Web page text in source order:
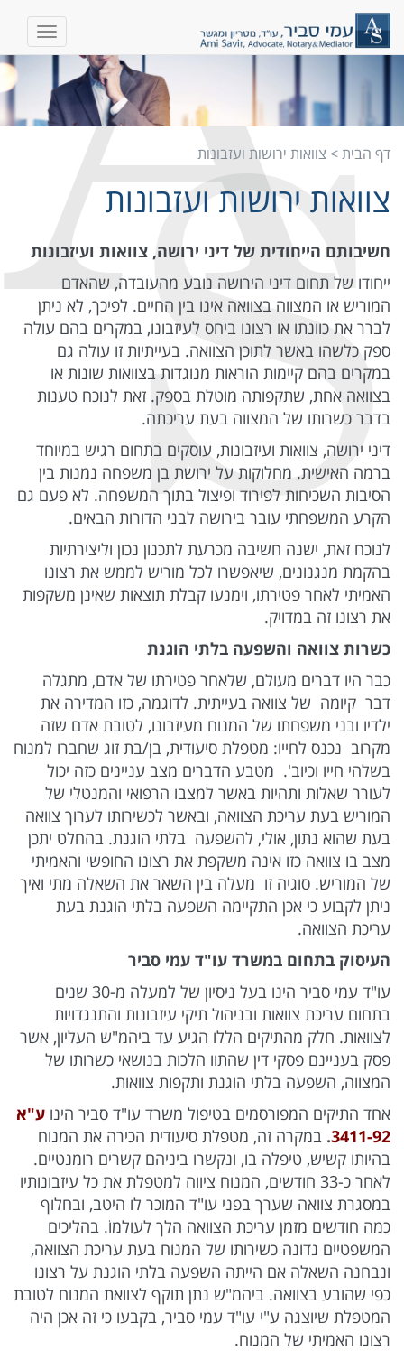
דף הבית> צוואות ירושות ועזבונות
צוואות ירושות ועזבונות
חשיבותם הייחודית של דיני ירושה, צוואות ועיזבונות
ייחודו של תחום דיני הירושה נובע מהעובדה, שהאדם
המוריש או המצווה בצוואה אינו בין החיים. לפיכך, לא ניתן
לברר את כוונתו או רצונו ביחס לעיזבונו, במקרים בהם עולה
ספק כלשהו באשר לתוכן הצוואה. בעייתיות זו עולה גם
במקרים בהם קיימות הוראות מנוגדות בצוואות שונות או
בצוואה אחת, שתקפותה מוטלת בספק. זאת לנוכח טענות
בדבר כשרותו של המצווה בעת עריכתה.
דיני ירושה, צוואות ועיזבונות, עוסקים בתחום רגיש במיוחד
ברמה האישית. מחלוקות על ירושת בן משפחה נמנות בין
הסיבות השכיחות לפירוד ופיצול בתוך המשפחה. לא פעם גם
הקרע המשפחתי עובר בירושה לבני הדורות הבאים.
לנוכח זאת, ישנה חשיבה מכרעת לתכנון נכון וליצירתיות
בהקמת מנגנונים, שיאפשרו לכל מוריש לממש את רצונו
האמיתי לאחר פטירתו, וימנעו קבלת תוצאות שאינן משקפות
את רצונו זה במדויק.
כשרות צוואה והשפעה בלתי הוגנת
כבר היו דברים מעולם, שלאחר פטירתו של אדם, מתגלה
דבר קיומה של צוואה בעייתית. לדוגמה, כזו המדירה את
ילדיו ובני משפחתו של המנוח מעיזבונו, לטובת אדם שזה
מקרוב נכנס לחייו: מטפלת סיעודית, בן/בת זוג שחברו למנוח
בשלהי חייו וכיוב'. מטבע הדברים מצב עניינים כזה יכול
לעורר שאלות ותהיות באשר למצבו הרפואי והמנטלי של
המוריש בעת עריכת הצוואה, ובאשר לכשירותו לערוך צוואה
בעת שהוא נתון, אולי, להשפעה בלתי הוגנת. בהחלט יתכן
מצב בו צוואה כזו אינה משקפת את רצונו החופשי והאמיתי
של המוריש. סוגיה זו מעלה בין השאר את השאלה מתי ואיך
ניתן לקבוע כי אכן התקיימה השפעה בלתי הוגנת בעת
עריכת הצוואה.
העיסוק בתחום במשרד עו"ד עמי סביר
עו"ד עמי סביר הינו בעל ניסיון של למעלה מ-30 שנים
בתחום עריכת צוואות ובניהול תיקי עיזבונות והתנגדויות
לצוואות. חלק מהתיקים הללו הגיע עד ביהמ"ש העליון, אשר
פסק בעניינם פסקי דין שהתוו הלכות בנושאי כשרותו של
המצווה, השפעה בלתי הוגנת ותקפות צוואות.
אחד התיקים המפורסמים בטיפול משרד עו"ד סביר הינו ע"א
3411-92
. במקרה זה, מטפלת סיעודית הכירה את המנוח
בהיותו קשיש, טיפלה בו, ונקשרו ביניהם קשרים רומנטיים.
לאחר כ-33 חודשים, המנוח ציווה למטפלת את כל עיזבונותיו
במסגרת צוואה שערך בפני עו"ד המוכר לו היטב, ובחלוף
כמה חודשים מזמן עריכת הצוואה הלך לעולמוֹ. בהליכים
המשפטיים נדונה כשירותו של המנוח בעת עריכת הצוואה,
ונבחנה השאלה אם הייתה השפעה בלתי הוגנת על רצונו
כפי שהובע בצוואה. ביהמ"ש נתן תוקף לצוואת המנוח לטובת
המטפלת שיוצגה ע"י עו"ד עמי סביר, בקבעו כי זה אכן היה
רצונו האמיתי של המנוח.